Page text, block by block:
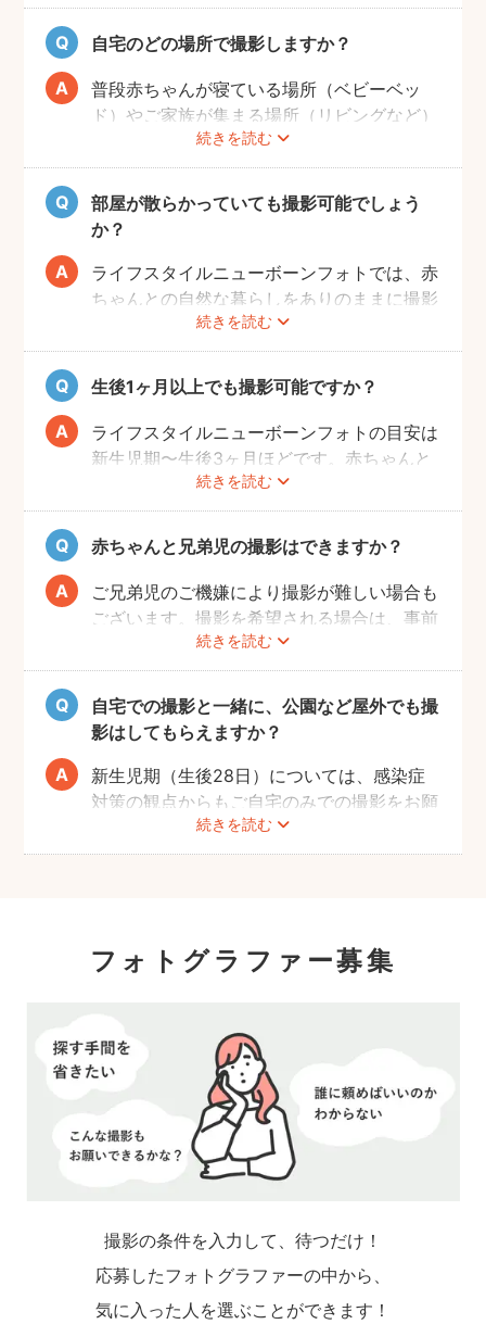
てもそのまま撮影をしていきます。生まれた
ての赤ちゃんの寝顔、元気いっぱいの泣き顔
など、ぜひご家族の記念として残すことをお
すすめします！
自宅のどの場所で撮影しますか？
続きを読む
普段赤ちゃんが寝ている場所（ベビーベッ
ド）やご家族が集まる場所（リビングなど）
を中心に撮影します。撮影可能な場所や、撮
影NGの場所については事前にフォトグラフ
ァーと打ち合わせをお願いします。
部屋が散らかっていても撮影可能でしょう
か？
続きを読む
ライフスタイルニューボーンフォトでは、赤
ちゃんとの自然な暮らしをありのままに撮影
します。ご自身が気にならなければ、掃除や
片付けは必ずしも必要ではありません。も
し、お部屋の様子が気になる場合は、事前に
お部屋を整えていただきますようお願いしま
す。フォトグラファーが片付けなどをお手伝
いすること、撮影当日に片付けのお時間をと
ることはできかねることご承知ください。
生後1ヶ月以上でも撮影可能ですか？
続きを読む
ライフスタイルニューボーンフォトの目安は
新生児期〜生後3ヶ月ほどです。赤ちゃんと
の生活リズムが整い、お気持ちにも余裕がで
てきたタイミングでぜひお気軽にフォトグラ
ファーへご相談ください！
赤ちゃんと兄弟児の撮影はできますか？
続きを読む
ご兄弟児のご機嫌により撮影が難しい場合も
ございます。撮影を希望される場合は、事前
にフォトグラファーへご相談いただけますよ
うお願いします。
自宅での撮影と一緒に、公園など屋外でも撮
影はしてもらえますか？
続きを読む
新生児期（生後28日）については、感染症
対策の観点からもご自宅のみでの撮影をお願
いします。また、生後1ヶ月以降の場合で
も、赤ちゃんへの負担を考慮して屋外での長
フォトグラファー募集
撮影の条件を入力して、待つだけ！
応募したフォトグラファーの中から、
気に入った人を選ぶことができます！